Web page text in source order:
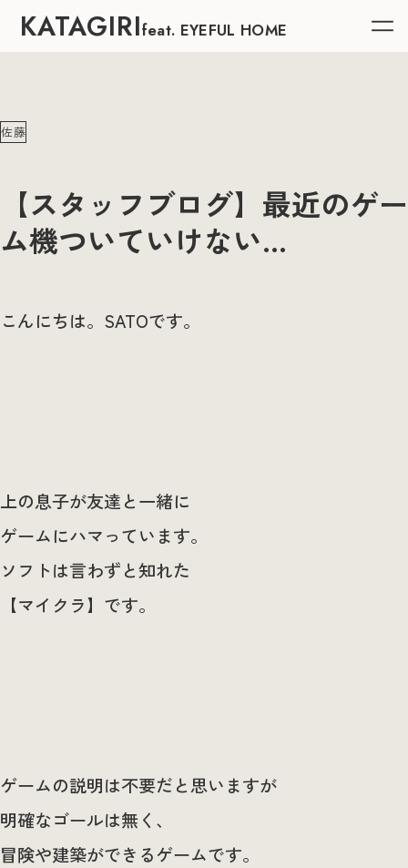
KATAGIRIfeat. EYEFUL HOME
佐藤
【スタッフブログ】最近のゲー
ム機ついていけない…
こんにちは。SATOです。
上の息子が友達と一緒に
ゲームにハマっています。
ソフトは言わずと知れた
【マイクラ】です。
ゲームの説明は不要だと思いますが
明確なゴールは無く、
冒険や建築ができるゲームです。